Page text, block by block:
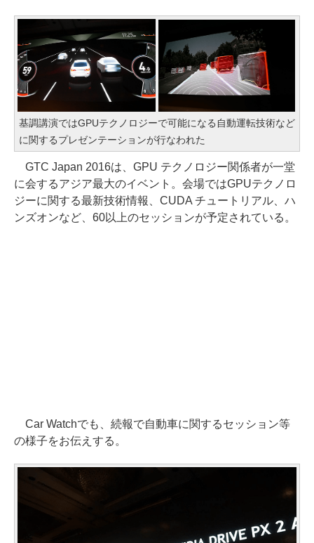
基調講演ではGPUテクノロジーで可能になる自動運転技術など
に関するプレゼンテーションが行なわれた
GTC Japan 2016は、GPU テクノロジー関係者が一堂
に会するアジア最大のイベント。会場ではGPUテクノロ
ジーに関する最新技術情報、CUDA チュートリアル、ハ
ンズオンなど、60以上のセッションが予定されている。
Car Watchでも、続報で自動車に関するセッション等
の様子をお伝えする。